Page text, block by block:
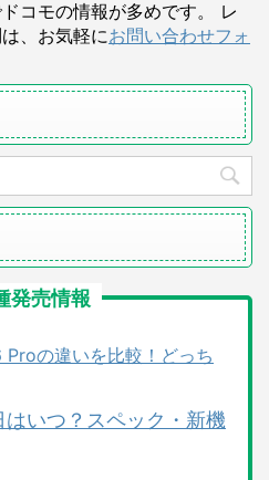
コモの情報が多めです。 レ
、お気軽にお問い合わせフォ
発売情報
の違いを比較！どっち
いつ？スペック・新機